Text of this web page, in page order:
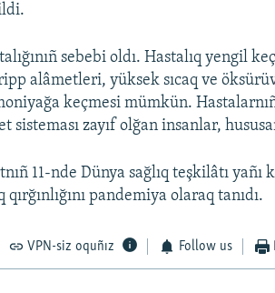
sebebi oldı. Hastalıq yengil
alâmetleri, yüksek sıcaq ve
keçmesi mümkün.
sisteması zayıf olğan insanlar,
11-nde Dünya sağlıq teşkilâtı
qırğınlığını pandemiya olaraq tanıdı.
VPN-siz oquñız Follow us